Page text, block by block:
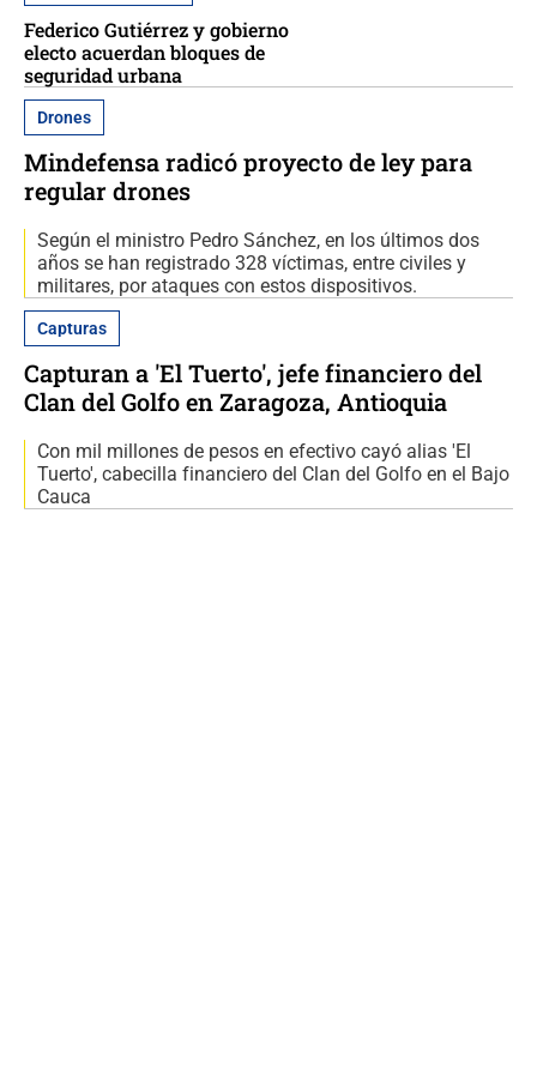
Federico Gutiérrez y gobierno
electo acuerdan bloques de
seguridad urbana
Drones
Mindefensa radicó proyecto de ley para
regular drones
Según el ministro Pedro Sánchez, en los últimos dos
años se han registrado 328 víctimas, entre civiles y
militares, por ataques con estos dispositivos.
Capturas
Capturan a 'El Tuerto', jefe financiero del
Clan del Golfo en Zaragoza, Antioquia
Con mil millones de pesos en efectivo cayó alias 'El
Tuerto', cabecilla financiero del Clan del Golfo en el Bajo
Cauca